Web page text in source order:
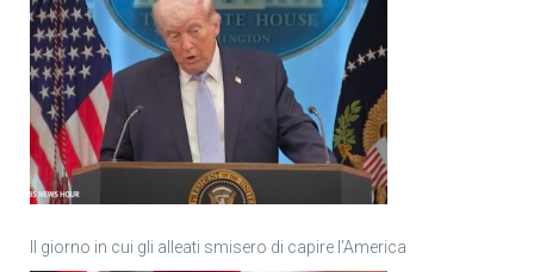
Il giorno in cui gli alleati smisero di capire l’America